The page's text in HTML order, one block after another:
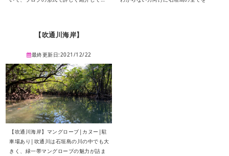
ますので、ぜひ参考にしてみてくださ
【吹通川海岸】
最終更新日:2021/12/22
【吹通川海岸】マングローブ|カヌー|駐
車場あり|吹通川は石垣島の川の中でも大
きく、緑一帯マングローブの魅力が詰ま